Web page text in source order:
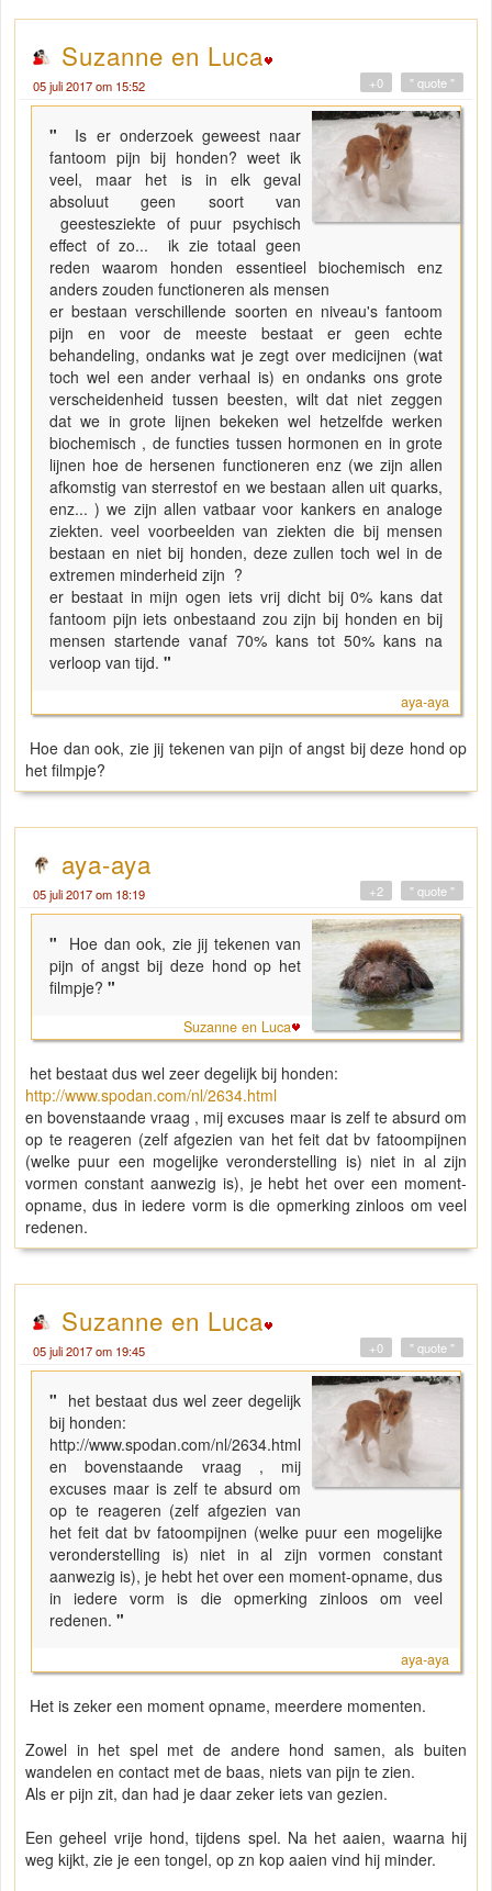
Suzanne en Luca
05 juli 2017 om 15:52 " quote "
+0
"
Is er onderzoek geweest naar
fantoom pijn bij honden? weet ik
veel, maar het is in elk geval
absoluut geen soort van
geestesziekte of puur psychisch
effect of zo... ik zie totaal geen
reden waarom honden essentieel biochemisch enz
anders zouden functioneren als mensen
er bestaan verschillende soorten en niveau's fantoom
pijn en voor de meeste bestaat er geen echte
behandeling, ondanks wat je zegt over medicijnen (wat
toch wel een ander verhaal is) en ondanks ons grote
verscheidenheid tussen beesten, wilt dat niet zeggen
dat we in grote lijnen bekeken wel hetzelfde werken
biochemisch , de functies tussen hormonen en in grote
lijnen hoe de hersenen functioneren enz (we zijn allen
afkomstig van sterrestof en we bestaan allen uit quarks,
enz... ) we zijn allen vatbaar voor kankers en analoge
ziekten. veel voorbeelden van ziekten die bij mensen
bestaan en niet bij honden, deze zullen toch wel in de
extremen minderheid zijn ?
er bestaat in mijn ogen iets vrij dicht bij 0% kans dat
fantoom pijn iets onbestaand zou zijn bij honden en bij
mensen startende vanaf 70% kans tot 50% kans na
verloop van tijd. "
aya-aya
Hoe dan ook, zie jij tekenen van pijn of angst bij deze hond op
het filmpje?
aya-aya
05 juli 2017 om 18:19 " quote "
+2
"
Hoe dan ook, zie jij tekenen van
pijn of angst bij deze hond op het
filmpje? "
Suzanne en Luca
het bestaat dus wel zeer degelijk bij honden:
http://www.spodan.com/nl/2634.html
en bovenstaande vraag , mij excuses maar is zelf te absurd om
op te reageren (zelf afgezien van het feit dat bv fatoompijnen
(welke puur een mogelijke veronderstelling is) niet in al zijn
vormen constant aanwezig is), je hebt het over een moment-
opname, dus in iedere vorm is die opmerking zinloos om veel
redenen.
Suzanne en Luca
05 juli 2017 om 19:45 " quote "
+0
" het bestaat dus wel zeer degelijk
bij honden:
http://www.spodan.com/nl/2634.html
en bovenstaande vraag , mij
excuses maar is zelf te absurd om
op te reageren (zelf afgezien van
het feit dat bv fatoompijnen (welke puur een mogelijke
veronderstelling is) niet in al zijn vormen constant
aanwezig is), je hebt het over een moment-opname, dus
in iedere vorm is die opmerking zinloos om veel
redenen. "
aya-aya
Het is zeker een moment opname, meerdere momenten.
Zowel in het spel met de andere hond samen, als buiten
wandelen en contact met de baas, niets van pijn te zien.
Als er pijn zit, dan had je daar zeker iets van gezien.
Een geheel vrije hond, tijdens spel. Na het aaien, waarna hij
weg kijkt, zie je een tongel, op zn kop aaien vind hij minder.